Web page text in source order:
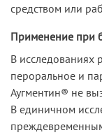
средством или
Применение при
В исследованиях
пероральное и
Аугментин® не
В единичном